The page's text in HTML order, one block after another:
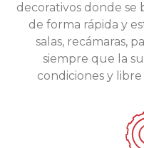
decorativos donde
de forma rápida y
salas, recámaras,
siempre que la
condiciones y